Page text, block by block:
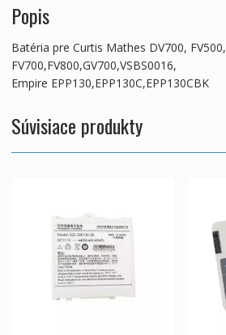
Popis
Batéria pre Curtis Mathes DV700, FV500,
FV700,FV800,GV700,VSBS0016,
Empire EPP130,EPP130C,EPP130CBK
Súvisiace produkty